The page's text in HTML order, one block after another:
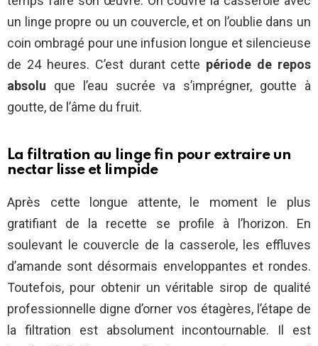
un linge propre ou un couvercle, et on l’oublie dans un
coin ombragé pour une infusion longue et silencieuse
de 24 heures. C’est durant cette période de repos
absolu que l’eau sucrée va s’imprégner, goutte à
goutte, de l’âme du fruit.
La filtration au linge fin pour extraire un
nectar lisse et limpide
Après cette longue attente, le moment le plus
gratifiant de la recette se profile à l’horizon. En
soulevant le couvercle de la casserole, les effluves
d’amande sont désormais enveloppantes et rondes.
Toutefois, pour obtenir un véritable sirop de qualité
professionnelle digne d’orner vos étagères, l’étape de
la filtration est absolument incontournable. Il est